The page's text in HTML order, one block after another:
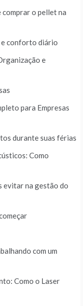
o pellet na
e conforto diário
e
para Empresas
durante suas férias
Como
evitar na gestão do
com um
Como o Laser